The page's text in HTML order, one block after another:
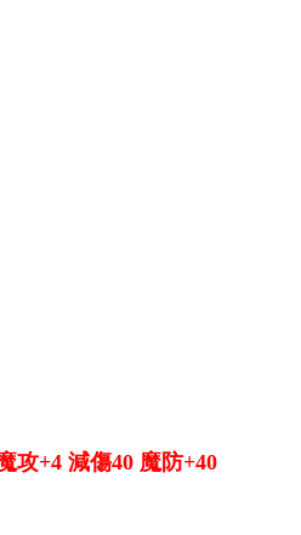
攻+4 減傷40 魔防+40